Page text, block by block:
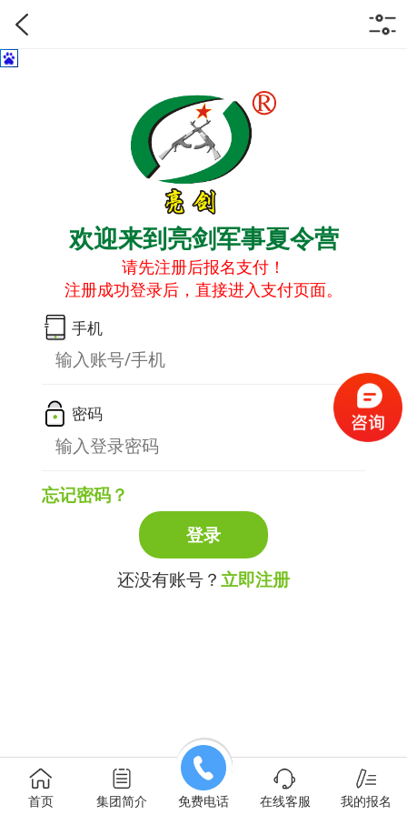
欢迎来到亮剑军事夏令营
请先注册后报名支付！
注册成功登录后，直接进入支付页面。
手机
密码
忘记密码？
还没有账号？ 立即注册
首页 集团简介 免费电话 在线客服 我的报名